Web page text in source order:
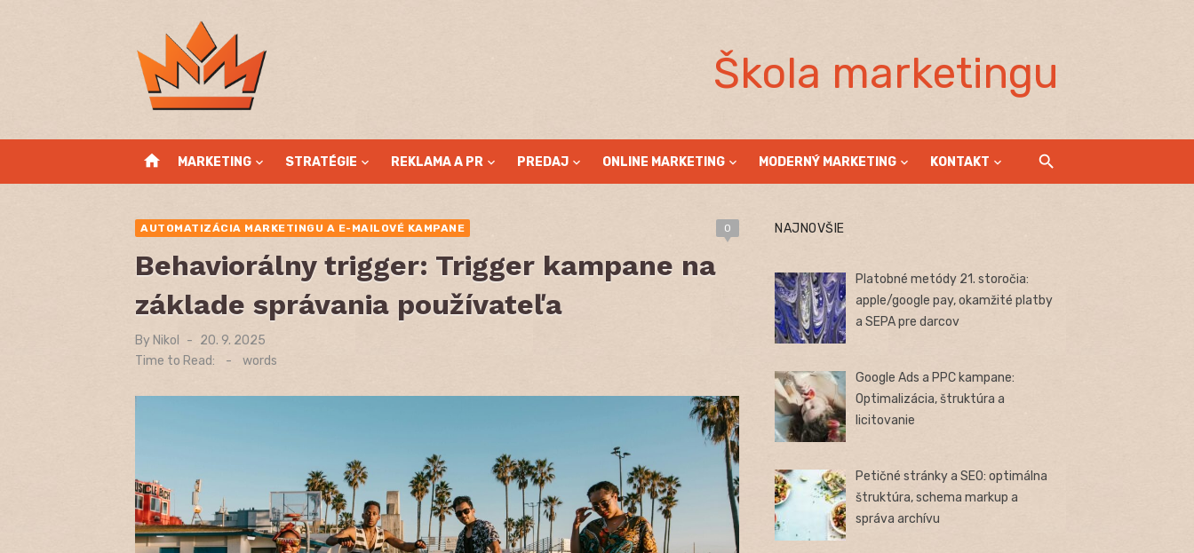
Škola marketingu
home MARKETING STRATÉGIE REKLAMA A PR PREDAJ ONLINE MARKETING MODERNÝ MARKETING KONTAKT
AUTOMATIZÁCIA MARKETINGU A E-MAILOVÉ KAMPANE 0
Behaviorálny trigger: Trigger kampane na
základe správania používateľa
By Nikol
Posted
on
20. 9. 2025
Time to Read:
- words
NAJNOVŠIE
Platobné metódy 21. storočia:
apple/google pay, okamžité platby
a SEPA pre darcov
Google Ads a PPC kampane:
Optimalizácia, štruktúra a
licitovanie
Petičné stránky a SEO: optimálna
štruktúra, schema markup a
správa archívu